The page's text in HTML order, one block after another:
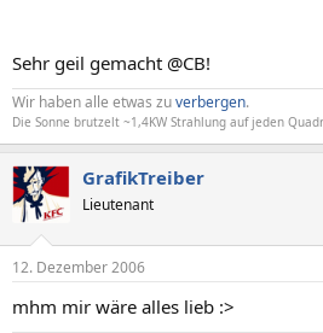
Sehr geil gemacht @CB!
Wir haben alle etwas zuverbergen.
Die Sonne brutzelt ~1,4KW Strahlung auf jeden
GrafikTreiber
Lieutenant
12. Dezember 2006
mhm mir wäre alles lieb :>